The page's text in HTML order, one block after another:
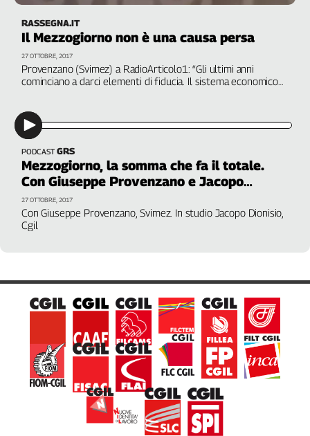
RASSEGNA.IT
Il Mezzogiorno non è una causa persa
Provenzano (Svimez) a RadioArticolo1: “Gli ultimi anni
cominciano a darci elementi di fiducia. Il sistema economico
scarsamente qualificati
27 OTTOBRE, 2017
PODCAST GRS
Mezzogiorno, la somma che fa il totale.
Con Giuseppe Provenzano e Jacopo
Dionisio
Con Giuseppe Provenzano, Svimez. In studio Jacopo Dionisio,
Cgil
27 OTTOBRE, 2017